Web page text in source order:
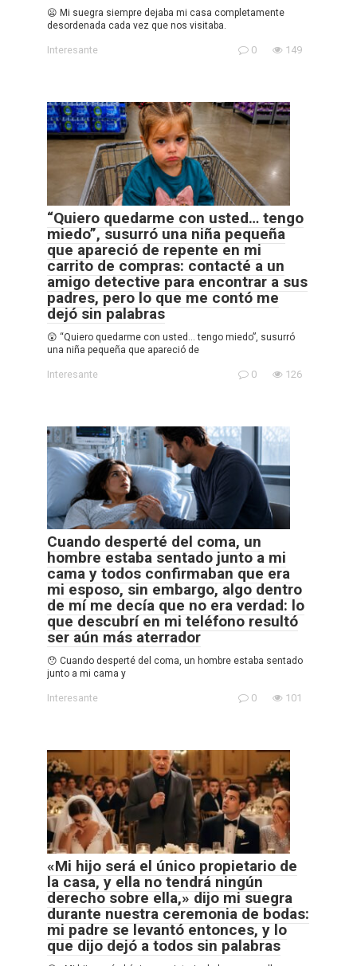
😦 Mi suegra siempre dejaba mi casa completamente
desordenada cada vez que nos visitaba.
Interesante 0 149
“Quiero quedarme con usted… tengo
miedo”, susurró una niña pequeña
que apareció de repente en mi
carrito de compras: contacté a un
amigo detective para encontrar a sus
padres, pero lo que me contó me
dejó sin palabras
😲 “Quiero quedarme con usted… tengo miedo”, susurró
una niña pequeña que apareció de
Interesante 0 126
Cuando desperté del coma, un
hombre estaba sentado junto a mi
cama y todos confirmaban que era
mi esposo, sin embargo, algo dentro
de mí me decía que no era verdad: lo
que descubrí en mi teléfono resultó
ser aún más aterrador
😯 Cuando desperté del coma, un hombre estaba sentado
junto a mi cama y
Interesante 0 101
«Mi hijo será el único propietario de
la casa, y ella no tendrá ningún
derecho sobre ella,» dijo mi suegra
durante nuestra ceremonia de bodas:
mi padre se levantó entonces, y lo
que dijo dejó a todos sin palabras